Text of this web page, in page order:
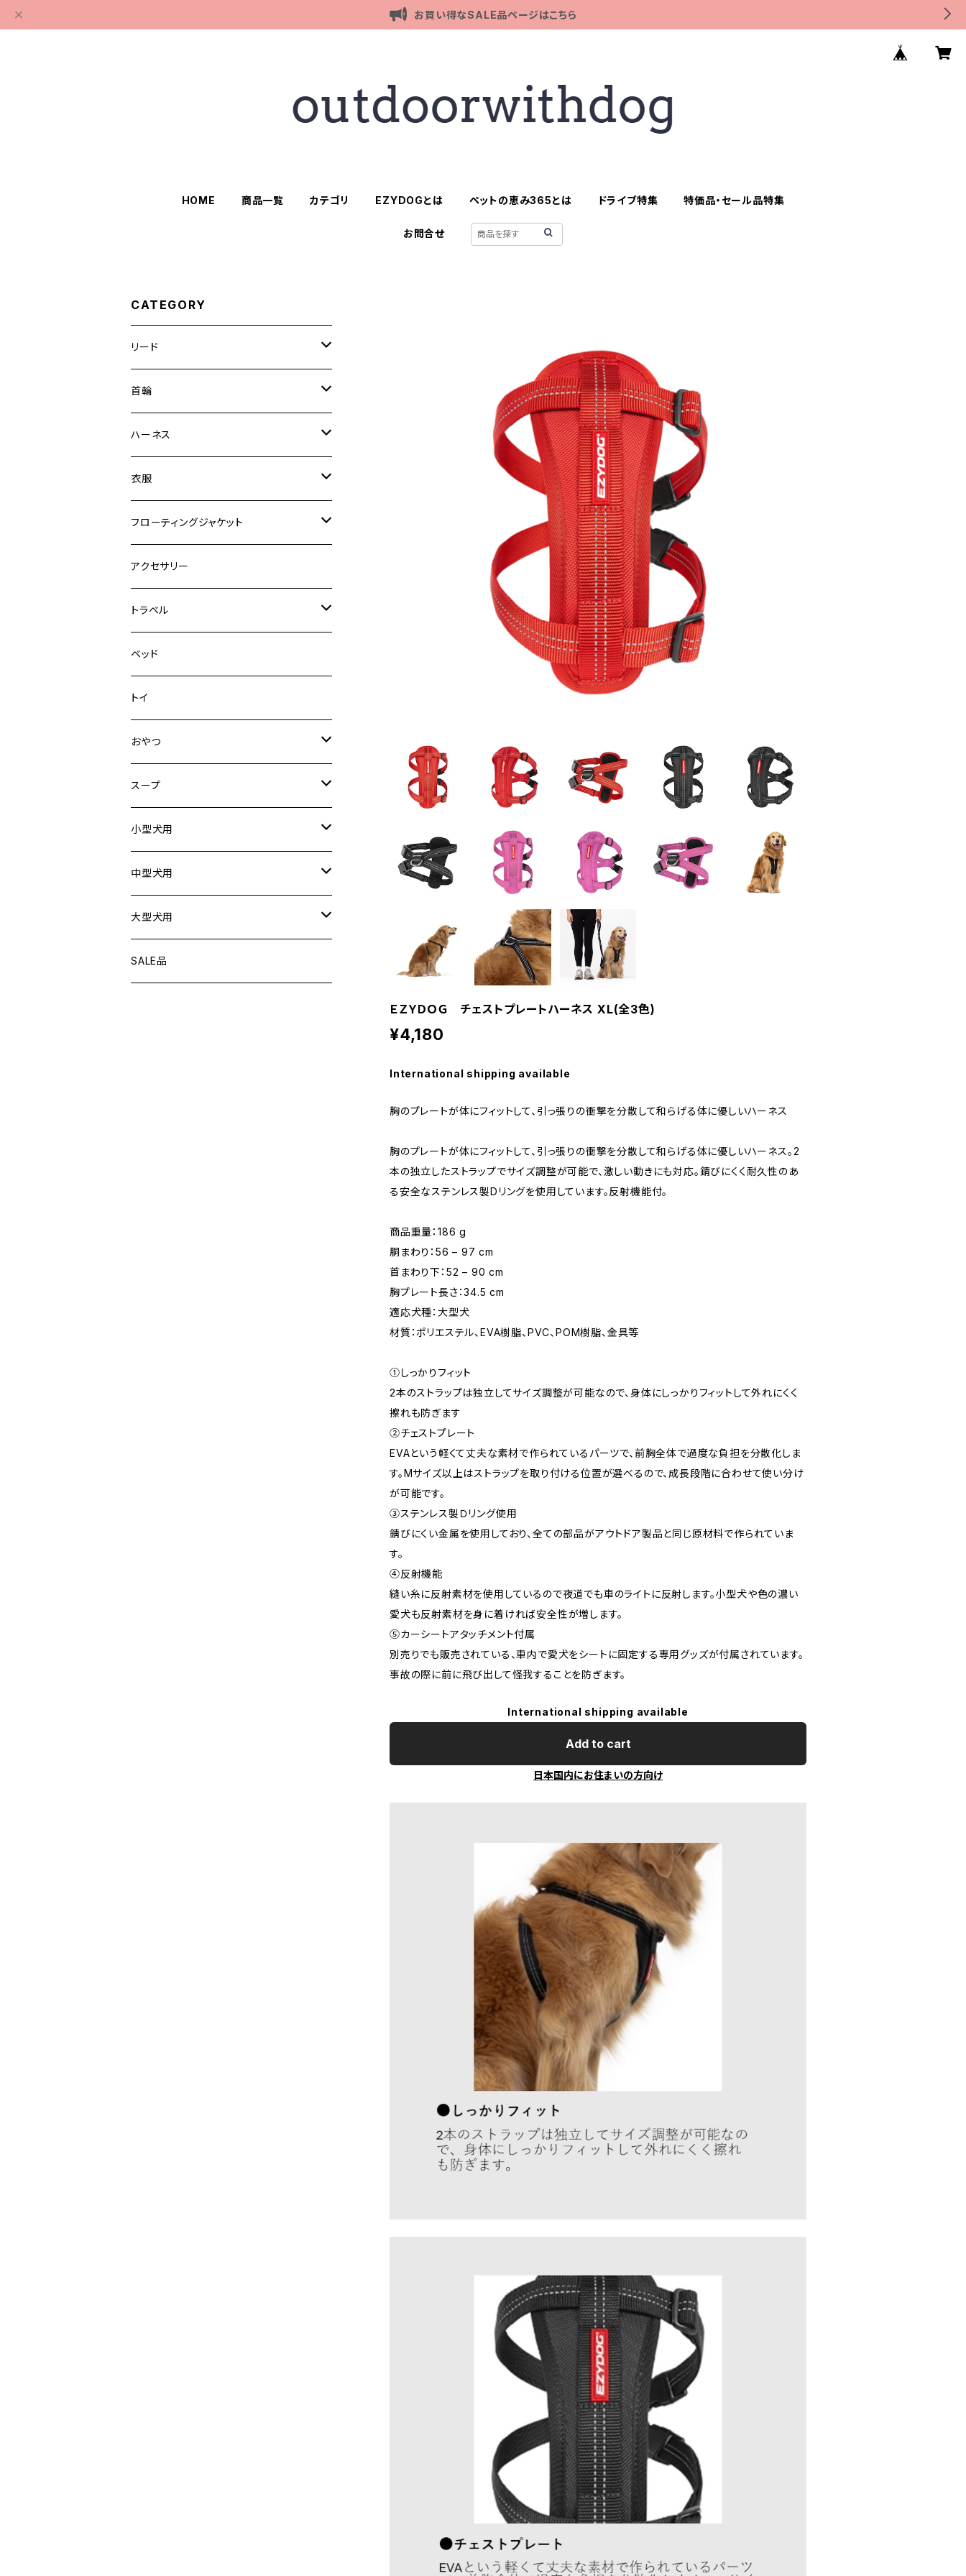
お買い得なSALE品ページはこちら
HOME 商品一覧 カテゴリ EZYDOGとは ペットの恵み365とは ドライブ特集 特価品・セール品特集
お問合せ
ＥＺＹＤＯＧ チェストプレートハーネス XL(全3色)
¥4,180
International shipping available
胸のプレートが体にフィットして、引っ張りの衝撃を分散して和らげる体に優しいハーネス
胸のプレートが体にフィットして、引っ張りの衝撃を分散して和らげる体に優しいハーネス。2
本の独立したストラップでサイズ調整が可能で、激しい動きにも対応。錆びにくく耐久性のあ
る安全なステンレス製Dリングを使用しています。反射機能付。
商品重量：186 g
胴まわり：56 – 97 cm
首まわり下：52 – 90 cm
胸プレート長さ：34.5 cm
適応犬種：大型犬
材質：ポリエステル、EVA樹脂、PVC、POM樹脂、金具等
①しっかりフィット
2本のストラップは独立してサイズ調整が可能なので、身体にしっかりフィットして外れにくく
擦れも防ぎます
②チェストプレート
EVAという軽くて丈夫な素材で作られているパーツで、前胸全体で過度な負担を分散化しま
す。Mサイズ以上はストラップを取り付ける位置が選べるので、成長段階に合わせて使い分け
が可能です。
③ステンレス製Ｄリング使用
錆びにくい金属を使用しており、全ての部品がアウトドア製品と同じ原材料で作られていま
す。
④反射機能
縫い糸に反射素材を使用しているので夜道でも車のライトに反射します。小型犬や色の濃い
愛犬も反射素材を身に着ければ安全性が増します。
⑤カーシートアタッチメント付属
別売りでも販売されている、車内で愛犬をシートに固定する専用グッズが付属されています。
事故の際に前に飛び出して怪我することを防ぎます。
International shipping available
Add to cart
日本国内にお住まいの方向け
CATEGORY
リード
エッセンシャル
ゼロショック
ロードランナー
ヴァリオ
デニム＆コーデュロイ
その他
首輪
エッセンシャル
ネオカラー
ダブルロックカラー
デニム＆コーデュロイ
その他
ハーネス
エッセンシャル
ハーネス
クイックハーネス
メッシュフィットハーネス
デニム＆コーデュロイ
その他
衣服
ラッシュガード
フローティングジャケット
DFDブースト
アクセサリー
トラベル
ドライブハーネス
カーシートアタッチメント
クリック
ドライブシートカバー
ドライブボックス
ベッド
トイ
おやつ
犬用
猫用
スープ
犬用
猫用
小型犬用
リード
首輪
ハーネス
中型犬用
リード
首輪
大型犬用
リード
SALE品